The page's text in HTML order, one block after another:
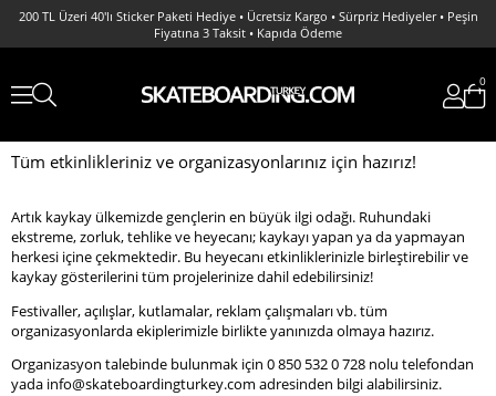
200 TL Üzeri 40'lı Sticker Paketi Hediye • Ücretsiz Kargo • Sürpriz Hediyeler • Peşin
Fiyatına 3 Taksit • Kapıda Ödeme
0
Tüm etkinlikleriniz ve organizasyonlarınız için hazırız!
Artık kaykay ülkemizde gençlerin en büyük ilgi odağı. Ruhundaki
ekstreme, zorluk, tehlike ve heyecanı; kaykayı yapan ya da yapmayan
herkesi içine çekmektedir. Bu heyecanı etkinliklerinizle birleştirebilir ve
kaykay gösterilerini tüm projelerinize dahil edebilirsiniz!
Festivaller, açılışlar, kutlamalar, reklam çalışmaları vb. tüm
organizasyonlarda ekiplerimizle birlikte yanınızda olmaya hazırız.
Organizasyon talebinde bulunmak için 0 850 532 0 728 nolu telefondan
yada info@skateboardingturkey.com adresinden bilgi alabilirsiniz.